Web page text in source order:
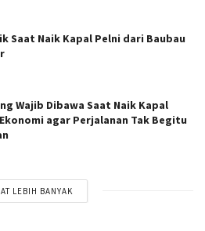
Saat Naik Kapal Pelni dari Baubau
Wajib Dibawa Saat Naik Kapal
agar Perjalanan Tak Begitu
LEBIH BANYAK